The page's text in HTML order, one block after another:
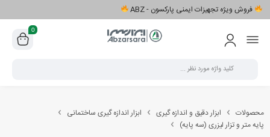
فروش ویژه تجهیزات ایمنی پارکسون - ABZ
0
محصولات ابزار دقیق و اندازه گیری
ابزار اندازه گیری ساختمانی
پایه متر و تزار لیزری (سه پایه)